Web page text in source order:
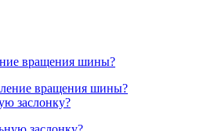
вращения шины?
заслонку?